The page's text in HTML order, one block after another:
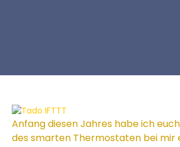
Anfang diesen Jahres habe ich
des smarten Thermostaten bei mir